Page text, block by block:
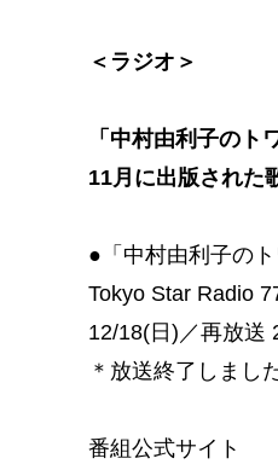
＜ラジオ＞
「中村由利子のト
11月に出版された
●「中村由利子の
Tokyo Star Radio
12/18(日)／再放送
＊放送終了しまし
番組公式サイト